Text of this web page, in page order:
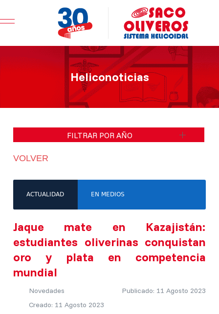
Mobile Menu Toggle
Heliconoticias
FILTRAR POR AÑO
VOLVER
ACTUALIDAD EN MEDIOS
Jaque mate en Kazajistán:
estudiantes oliverinas conquistan
oro y plata en competencia
mundial
Novedades
Publicado: 11 Agosto 2023
Creado: 11 Agosto 2023